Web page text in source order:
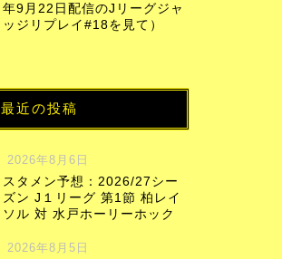
年9月22日配信のJリーグジャ
ッジリプレイ#18を見て）
最近の投稿
2026年8月6日
スタメン予想：2026/27シー
ズン J１リーグ 第1節 柏レイ
ソル 対 水戸ホーリーホック
2026年8月5日